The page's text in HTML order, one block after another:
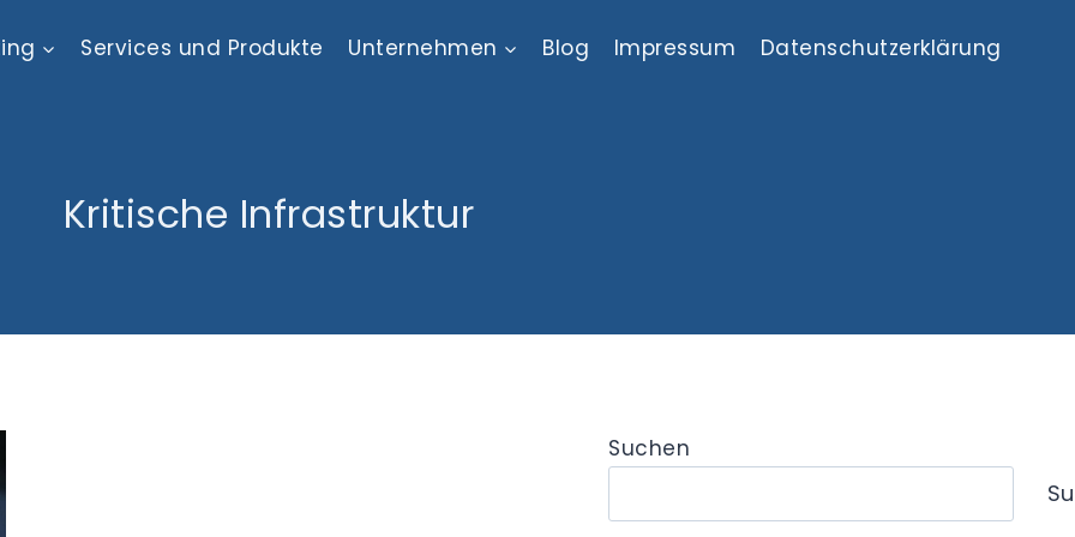
Services und Produkte Unternehmen Blog Impressum Datenschutzerklärung
Kritische Infrastruktur
Suchen